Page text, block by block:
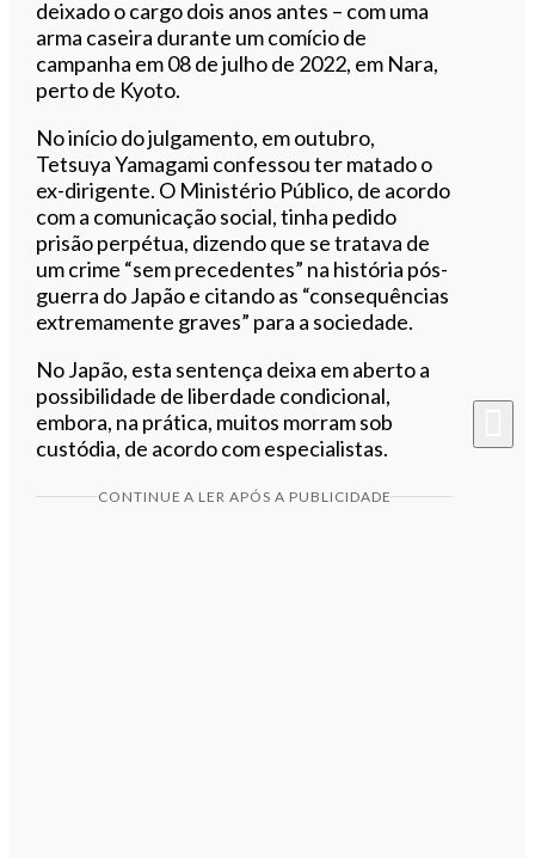
deixado o cargo dois anos antes – com uma
arma caseira durante um comício de
campanha em 08 de julho de 2022, em Nara,
perto de Kyoto.
No início do julgamento, em outubro,
Tetsuya Yamagami confessou ter matado o
ex-dirigente. O Ministério Público, de acordo
com a comunicação social, tinha pedido
prisão perpétua, dizendo que se tratava de
um crime “sem precedentes” na história pós-
guerra do Japão e citando as “consequências
extremamente graves” para a sociedade.
No Japão, esta sentença deixa em aberto a
possibilidade de liberdade condicional,
embora, na prática, muitos morram sob
custódia, de acordo com especialistas.
CONTINUE A LER APÓS A PUBLICIDADE